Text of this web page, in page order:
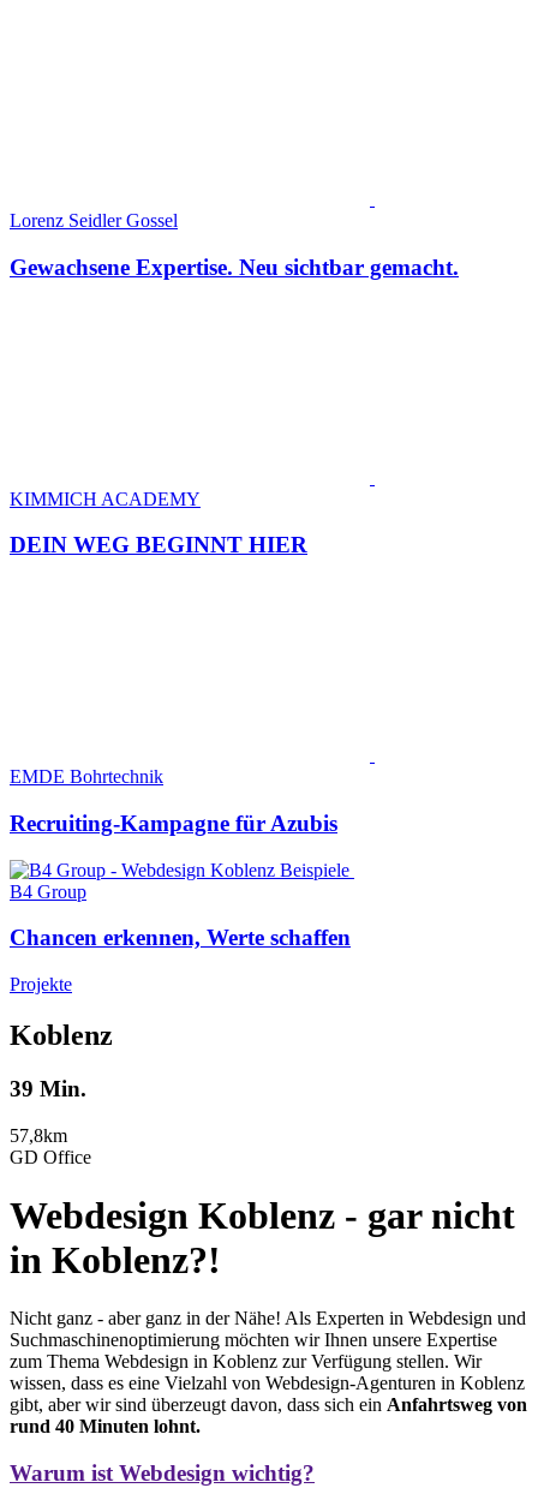
Lorenz Seidler Gossel
Gewachsene Expertise. Neu sichtbar gemacht.
KIMMICH ACADEMY
DEIN WEG BEGINNT HIER
EMDE Bohrtechnik
Recruiting-Kampagne für Azubis
B4 Group
Chancen erkennen, Werte schaffen
Projekte
Koblenz
39 Min.
57,8km
GD Office
Webdesign Koblenz - gar nicht
in Koblenz?!
Nicht ganz - aber ganz in der Nähe! Als Experten in Webdesign und
Suchmaschinenoptimierung möchten wir Ihnen unsere Expertise
zum Thema Webdesign in Koblenz zur Verfügung stellen. Wir
wissen, dass es eine Vielzahl von Webdesign-Agenturen in Koblenz
gibt, aber wir sind überzeugt davon, dass sich ein Anfahrtsweg von
rund 40 Minuten lohnt.
Warum ist Webdesign wichtig?